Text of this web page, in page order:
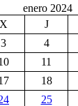
enero 2024
X J
3 4
11
18
25